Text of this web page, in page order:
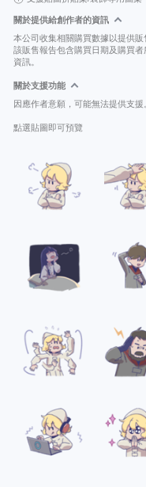
關於提供給創作者的資訊
本公司收集相關購買數據以提供販
該販售報告包含購買日期及購買
資訊。
關於支援功能
因應作者意願，可能無法提供支援
點選貼圖即可預覽